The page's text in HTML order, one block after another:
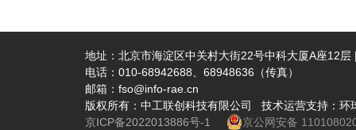
地址：北京市海淀区中关村大街22号中科大厦A座12层
电话：010-68942688、68948636（传真）
邮箱：fso@info-rae.cn
版权所有：中工联创科技有限公司 技术运营支持：
京ICP备2022013886号-1
京公网安备